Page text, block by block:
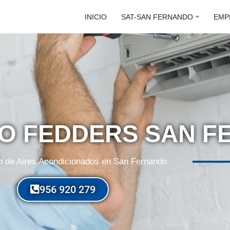
INICIO SAT-SAN FERNANDO
FEDDERS SAN
de Aires Acondicionados en San Fernando
956 920 279